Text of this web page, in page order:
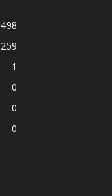
498
259
1
0
0
0